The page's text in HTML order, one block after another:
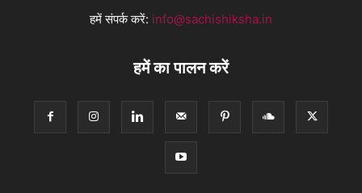
हमें संपर्क करें: info@sachishiksha.in
हमें का पालन करें